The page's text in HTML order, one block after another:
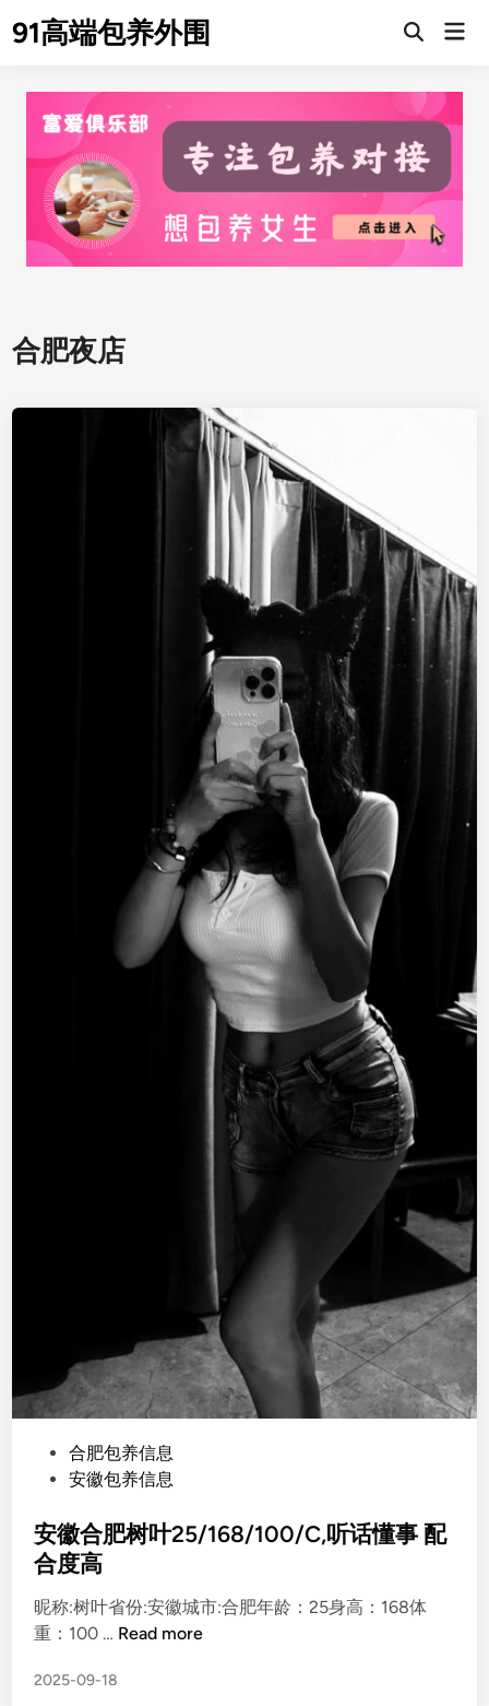
to91高端包养外围
合肥夜店
t
e
i
n
合肥包养信息
安徽包养信息
安徽合肥树叶25/168/100/C,听话懂事 配
合度高
昵称:树叶省份:安徽城市:合肥年龄：25身高：168体
重：100 … 安
Read more
2025-09-18